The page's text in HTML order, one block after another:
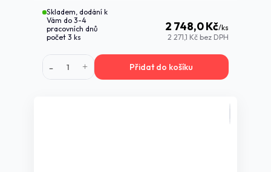
2 748,0 Kč/ks
2 271,1 Kč bez DPH
Skladem, dodání k
Vám do 3-4
pracovních dnů
počet 3 ks
Přidat do košíku